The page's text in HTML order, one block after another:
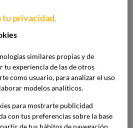
que se pueden realizar del vino
el clima y la zona de
de estos factores junto al color
a la hora de conocer la
es el más intenso de todos.
tu privacidad.
similares propias y de
tu experiencia de las de otros
como usuario, para analizar el uso
modelos analíticos.
para mostrarte publicidad
con tus preferencias sobre la base